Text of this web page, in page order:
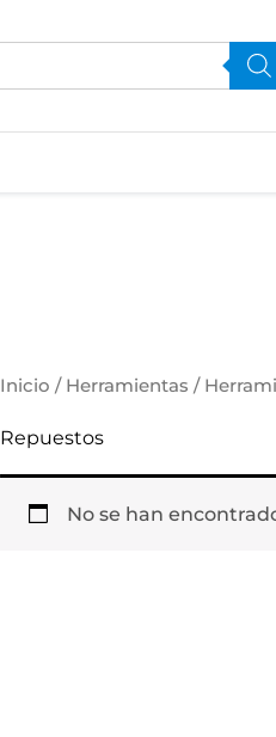
Inicio / Herramientas /
Repuestos
No se han